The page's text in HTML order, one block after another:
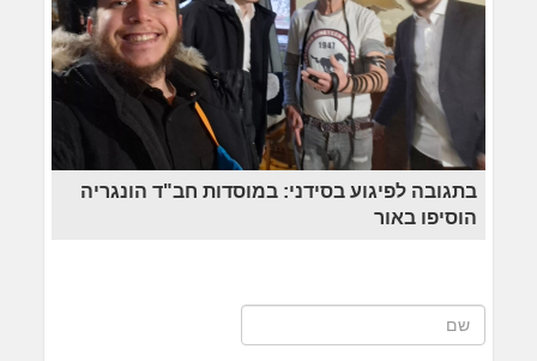
בתגובה לפיגוע בסידני: במוסדות חב"ד הונגריה
הוסיפו באור